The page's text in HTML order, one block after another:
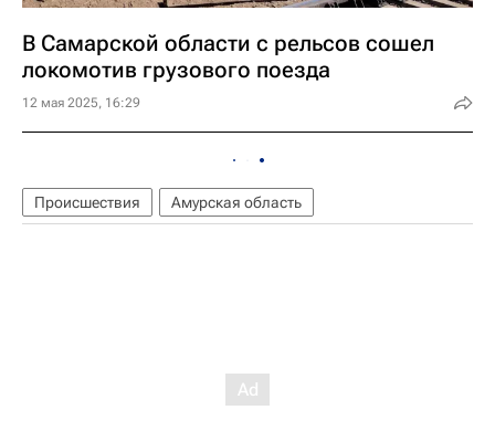
В Самарской области с рельсов сошел
локомотив грузового поезда
12 мая 2025, 16:29
Происшествия Амурская область